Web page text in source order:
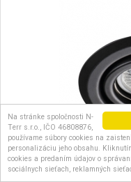
Na stránke spoločnosti N-
Terr s.r.o., IČO 46808876,
používame súbory cookies na
personalizáciu jeho obsahu.
cookies a predaním údajov o
sociálnych sieťach, reklamných